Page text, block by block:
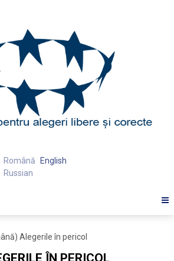
Română
English
Russian
Alegerile în pericol